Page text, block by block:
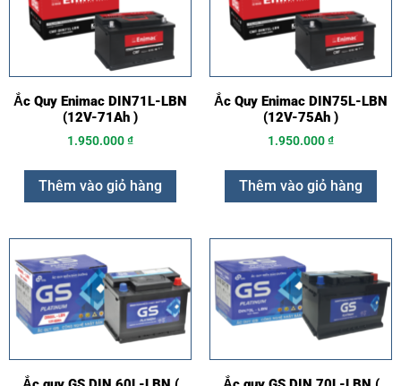
Ắc Quy Enimac DIN71L-LBN
(12V-71Ah )
1.950.000₫
Thêm vào giỏ hàng
Ắc Quy Enimac DIN75L-LBN
(12V-75Ah )
1.950.000₫
Thêm vào giỏ hàng